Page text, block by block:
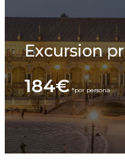
Excursion
184€